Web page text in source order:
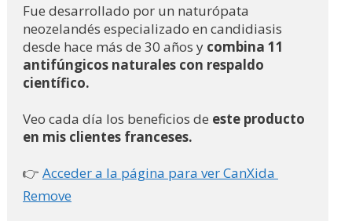
Fue desarrollado por un naturópata
neozelandés especializado en candidiasis
desde hace más de 30 años y combina 11
antifúngicos naturales con respaldo
científico.
Veo cada día los beneficios de este producto
en mis clientes franceses.
👉 Acceder a la página para ver CanXida
Remove